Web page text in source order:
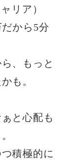
リア）
から5分
、もっと
も。
と心配も
積極的に